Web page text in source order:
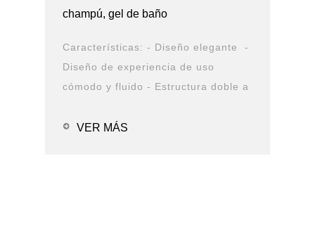
champú, gel de baño
Características: - Diseño elegante -
Diseño de experiencia de uso
cómodo y fluido - Estructura doble a
diferente - Opciones de solución de
VER MÁS